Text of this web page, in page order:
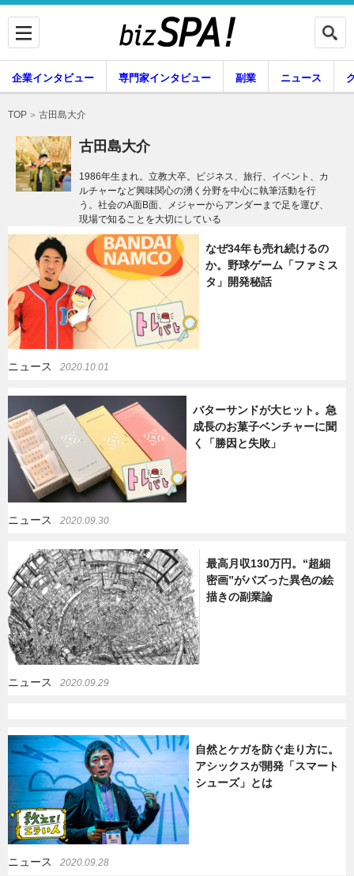
企業インタビュー 専門家インタビュー
副業 ニュース
グルメ
連載一覧
企業インタビュー 専門家インタビュー 副業 ニュース
暮らし エンタメ
TOP 古田島大介
古田島大介
1986年生まれ。立教大卒。ビジネス、旅行、イベント、カ
ルチャーなど興味関心の湧く分野を中心に執筆活動を行
う。社会のA面B面、メジャーからアンダーまで足を運び、
現場で知ることを大切にしている
なぜ34年も売れ続けるの
か。野球ゲーム「ファミス
タ」開発秘話
ニュース 2020.10.01
バターサンドが大ヒット。急
成長のお菓子ベンチャーに聞
く「勝因と失敗」
ニュース 2020.09.30
最高月収130万円。“超細
密画”がバズった異色の絵
描きの副業論
ニュース 2020.09.29
自然とケガを防ぐ走り方に。
アシックスが開発「スマート
シューズ」とは
ニュース 2020.09.28